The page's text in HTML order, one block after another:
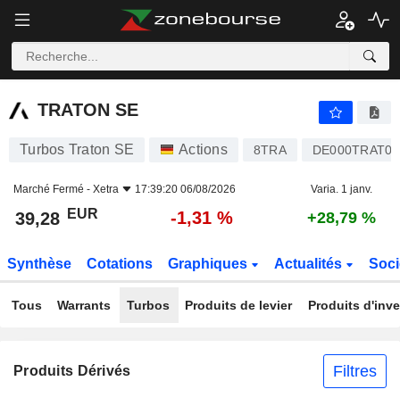
TRATON SE
TRATON SE
Turbos Traton SE Actions 8TRA
Marché Fermé - Xetra 17:39:20 06/08/2026 Varia. 1 janv.
39,28 EUR -1,31 % +28,79 %
Synthèse Cotations Graphiques Actualités
Tous Warrants Turbos Produits de levier Produits
Produits Dérivés Filtres